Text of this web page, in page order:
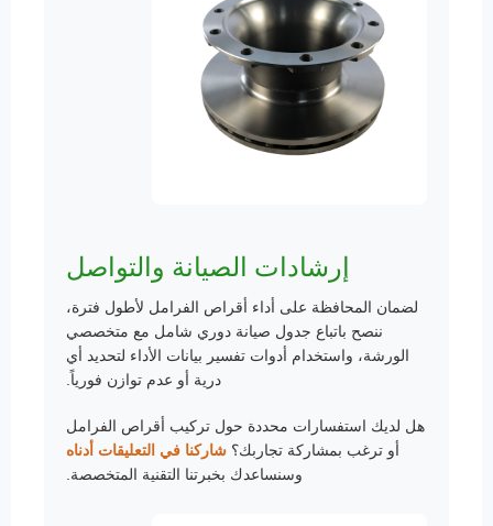
إرشادات الصيانة والتواصل
لضمان المحافظة على أداء أقراص الفرامل لأطول فترة،
ننصح باتباع جدول صيانة دوري شامل مع متخصصي
الورشة، واستخدام أدوات تفسير بيانات الأداء لتحديد أي
دریة أو عدم توازن فورياً.
هل لديك استفسارات محددة حول تركيب أقراص الفرامل
أو ترغب بمشاركة تجاربك؟ شاركنا في التعليقات أدناه
وسنساعدك بخبرتنا التقنية المتخصصة.